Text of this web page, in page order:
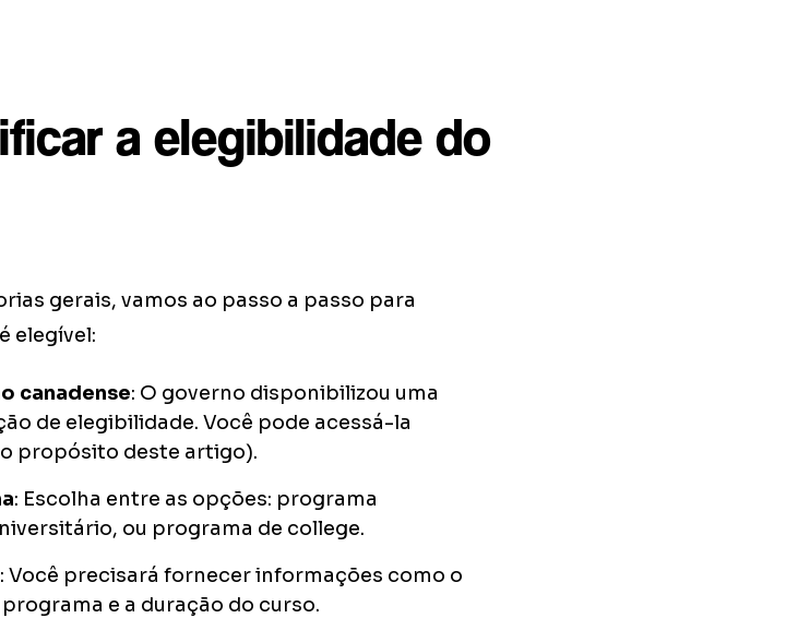
a elegibilidade do
gerais, vamos ao passo a passo para
elegível:
canadense: O governo disponibilizou uma
de elegibilidade. Você pode acessá-la
propósito deste artigo).
: Escolha entre as opções: programa
ou programa de college.
: Você precisará fornecer informações como o
e a duração do curso.